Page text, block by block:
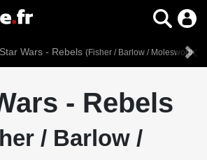
Star Wars - Rebels (Fisher / Barlow / Molesworth)
- Rebels
/ Barlow /